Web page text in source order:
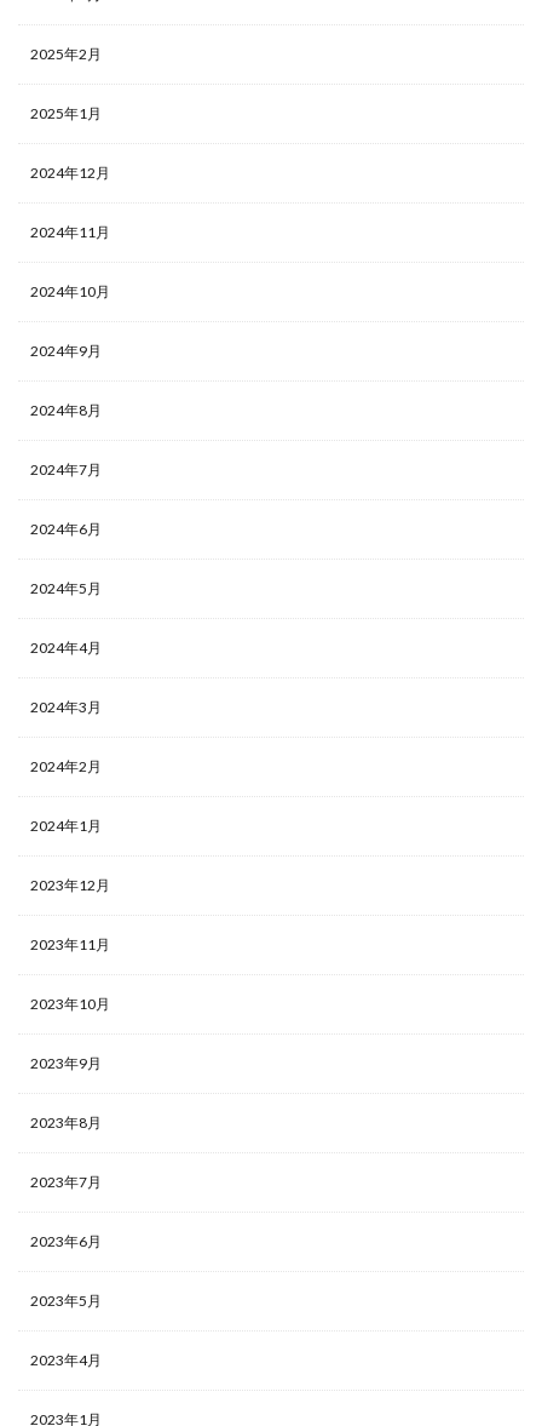
2025年2月
2025年1月
2024年12月
2024年11月
2024年10月
2024年9月
2024年8月
2024年7月
2024年6月
2024年5月
2024年4月
2024年3月
2024年2月
2024年1月
2023年12月
2023年11月
2023年10月
2023年9月
2023年8月
2023年7月
2023年6月
2023年5月
2023年4月
2023年1月